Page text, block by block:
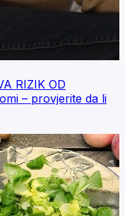
RIZIK OD
– provjerite da li